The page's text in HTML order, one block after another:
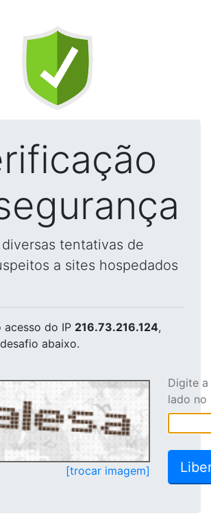
tentativas de
a sites hospedados
acesso do IP 216.73.216.124,
abaixo.
[trocar imagem]
Digite
lado no